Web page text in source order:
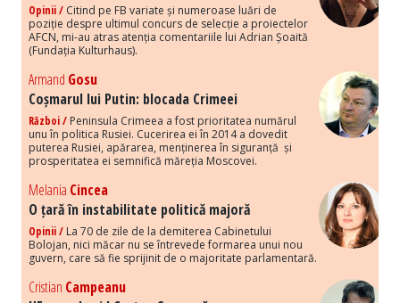
Opinii / Citind pe FB variate și numeroase luări de
poziție despre ultimul concurs de selecție a proiectelor
AFCN, mi-au atras atenția comentariile lui Adrian Șoaită
(Fundația Kulturhaus).
Armand Gosu
Coșmarul lui Putin: blocada Crimeei
Război / Peninsula Crimeea a fost prioritatea numărul
unu în politica Rusiei. Cucerirea ei în 2014 a dovedit
puterea Rusiei, apărarea, menținerea în siguranță și
prosperitatea ei semnifică măreția Moscovei.
Melania Cincea
O țară în instabilitate politică majoră
Opinii / La 70 de zile de la demiterea Cabinetului
Bolojan, nici măcar nu se întrevede formarea unui nou
guvern, care să fie sprijinit de o majoritate parlamentară.
Cristian Campeanu